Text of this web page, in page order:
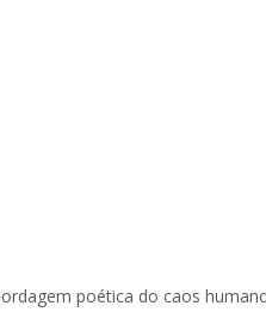
poética do caos